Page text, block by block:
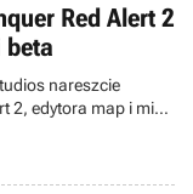
tytułu, co zaoferuje
popularnością niż
Zapraszam
Red Alert 2
nareszcie
2, edytora map i misji
& Conquer